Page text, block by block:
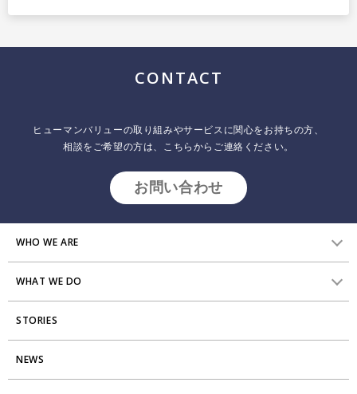
ペ
CONTACT
ヒューマンバリューの取り組みやサービスに関心をお持ちの方、
相談をご希望の方は、こちらからご連絡ください。
お問い合わせ
WHO WE ARE
HVからのメッセージ
研究員紹介
アクセス
WHAT WE DO
組織変革
エンゲージメント向上支援
STORIES
Stories
NEWS